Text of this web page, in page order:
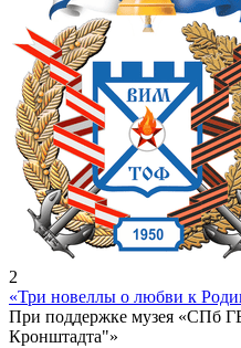
2
«Три новеллы о любви к
При поддержке музея «СПб
Кронштадта"»